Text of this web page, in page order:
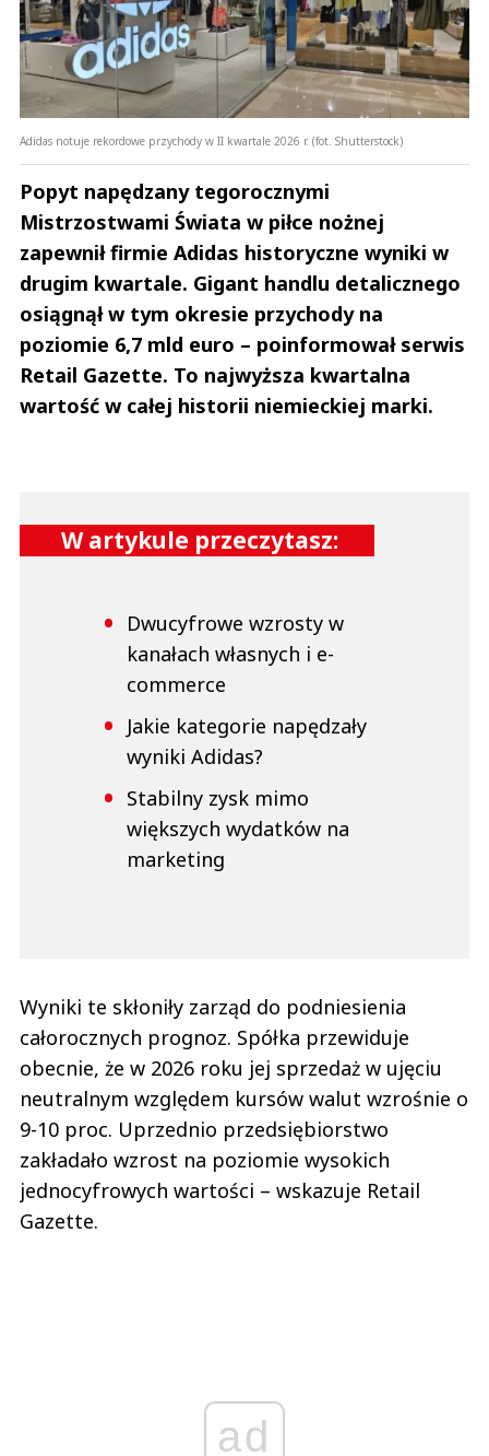
Adidas notuje rekordowe przychody w II kwartale 2026 r. (fot. Shutterstock)
Popyt napędzany tegorocznymi
Mistrzostwami Świata w piłce nożnej
zapewnił firmie Adidas historyczne wyniki w
drugim kwartale. Gigant handlu detalicznego
osiągnął w tym okresie przychody na
poziomie 6,7 mld euro – poinformował serwis
Retail Gazette. To najwyższa kwartalna
wartość w całej historii niemieckiej marki.
W artykule przeczytasz:
Dwucyfrowe wzrosty w
kanałach własnych i e-
commerce
Jakie kategorie napędzały
wyniki Adidas?
Stabilny zysk mimo
większych wydatków na
marketing
Wyniki te skłoniły zarząd do podniesienia
całorocznych prognoz. Spółka przewiduje
obecnie, że w 2026 roku jej sprzedaż w ujęciu
neutralnym względem kursów walut wzrośnie o
9-10 proc. Uprzednio przedsiębiorstwo
zakładało wzrost na poziomie wysokich
jednocyfrowych wartości – wskazuje Retail
Gazette.
ad